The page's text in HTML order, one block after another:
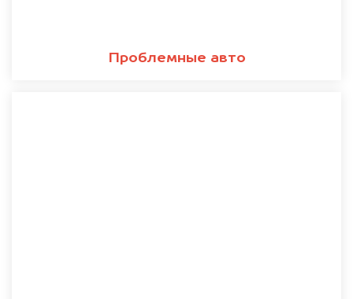
Проблемные авто